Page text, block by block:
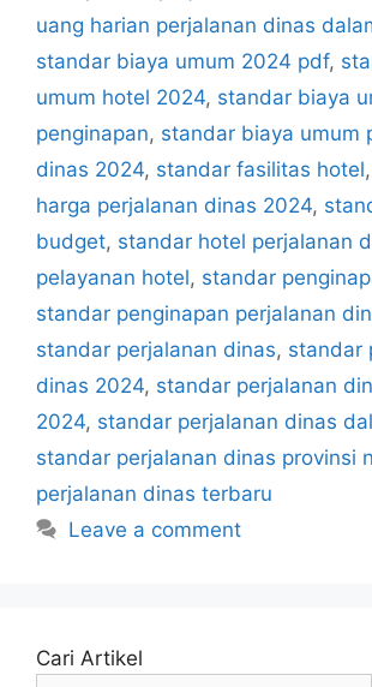
uang harian perjalanan dinas
standar biaya umum 2024 pdf,
umum hotel 2024, standar biaya
penginapan, standar biaya umum
dinas 2024, standar fasilitas hotel,
harga perjalanan dinas 2024,
budget, standar hotel perjalanan
pelayanan hotel, standar
standar penginapan perjalanan
standar perjalanan dinas, standar
dinas 2024, standar perjalanan
2024, standar perjalanan dinas
standar perjalanan dinas provinsi
perjalanan dinas terbaru
Leave a comment
Cari Artikel